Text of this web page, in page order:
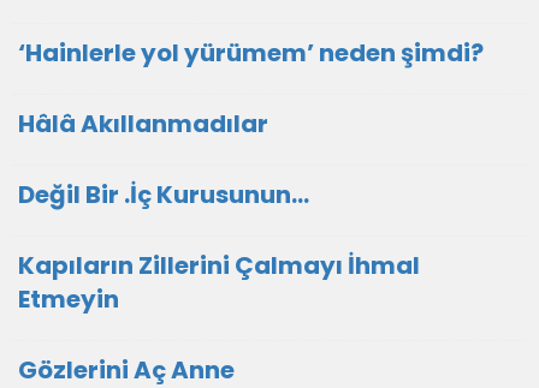
‘Hainlerle yol yürümem’ neden şimdi?
Hâlâ Akıllanmadılar
Değil Bir .İç Kurusunun…
Kapıların Zillerini Çalmayı İhmal
Etmeyin
Gözlerini Aç Anne